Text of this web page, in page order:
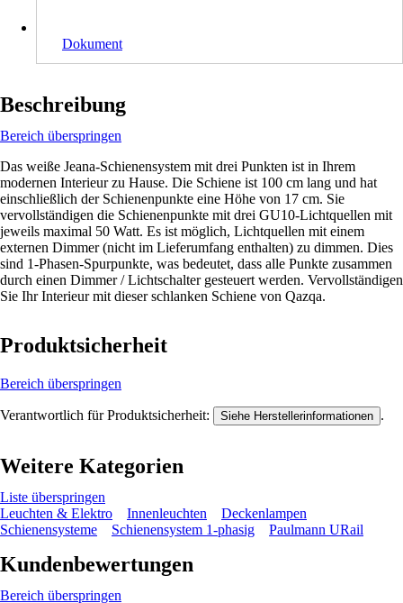
Dokument
Beschreibung
Bereich überspringen
Das weiße Jeana-Schienensystem mit drei Punkten ist in Ihrem
modernen Interieur zu Hause. Die Schiene ist 100 cm lang und hat
einschließlich der Schienenpunkte eine Höhe von 17 cm. Sie
vervollständigen die Schienenpunkte mit drei GU10-Lichtquellen mit
jeweils maximal 50 Watt. Es ist möglich, Lichtquellen mit einem
externen Dimmer (nicht im Lieferumfang enthalten) zu dimmen. Dies
sind 1-Phasen-Spurpunkte, was bedeutet, dass alle Punkte zusammen
durch einen Dimmer / Lichtschalter gesteuert werden. Vervollständigen
Sie Ihr Interieur mit dieser schlanken Schiene von Qazqa.
Produktsicherheit
Bereich überspringen
Verantwortlich für Produktsicherheit: Siehe Herstellerinformationen .
Weitere Kategorien
Liste überspringen
Leuchten & Elektro
Innenleuchten
Deckenlampen
Schienensysteme
Schienensystem 1-phasig Paulmann URail
Kundenbewertungen
Bereich überspringen